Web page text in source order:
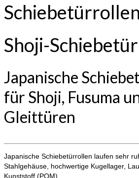
Schiebetürrollen
Shoji-
Japanische
für Shoji, Fusuma
Gleittüren
Japanische Schiebetürrollen laufen sehr
Stahlgehäuse, hochwertige Kugellager,
Kunststoff (POM).